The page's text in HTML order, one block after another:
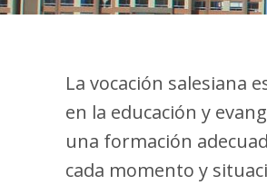
La vocación salesiana
en la educación y
una formación
cada momento y